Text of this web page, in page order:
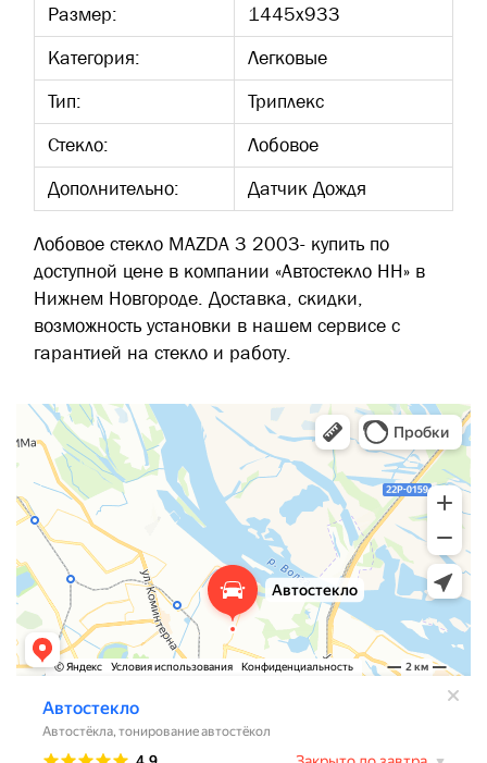
Размер:
1445х933
Категория:
Легковые
Тип:
Триплекс
Стекло:
Лобовое
Дополнительно:
Датчик Дождя
Лобовое стекло MAZDA 3 2003- купить по
доступной цене в компании «Автостекло НН» в
Нижнем Новгороде. Доставка, скидки,
возможность установки в нашем сервисе с
гарантией на стекло и работу.